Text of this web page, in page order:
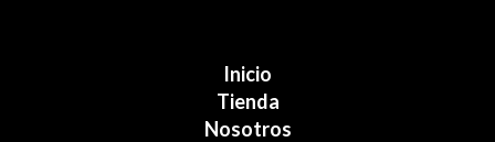
Inicio
Tienda
Nosotros